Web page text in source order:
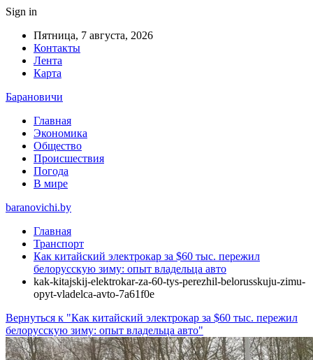
Sign in
Пятница, 7 августа, 2026
Контакты
Лента
Карта
Барановичи
Главная
Экономика
Общество
Происшествия
Погода
В мире
baranovichi.by
Главная
Транспорт
Как китайский электрокар за $60 тыс. пережил
белорусскую зиму: опыт владельца авто
kak-kitajskij-elektrokar-za-60-tys-perezhil-belorusskuju-zimu-
opyt-vladelca-avto-7a61f0e
Вернуться к "Как китайский электрокар за $60 тыс. пережил
белорусскую зиму: опыт владельца авто"